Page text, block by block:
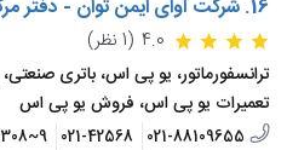
16. شرکت آوای ایمن توان - دفتر
4.0 (1 نظر)
ترانسفورماتور، یو پی اس، باتری
تعمیرات یو پی اس، فروش یو پی اس
021-88109655
021-42568